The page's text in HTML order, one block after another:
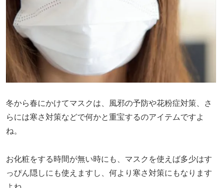
冬から春にかけてマスクは、風邪の予防や花粉症対策、さ
らには寒さ対策などで何かと重宝するのアイテムですよ
ね。
お化粧をする時間が無い時にも、マスクを使えば多少はす
っぴん隠しにも使えますし、何より寒さ対策にもなります